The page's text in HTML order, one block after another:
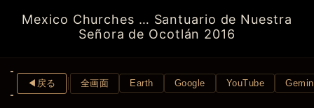
Mexico Churches … Santuario de Nuestra
Señora de Ocotlán 2016
◀︎戻る 全画面 Earth Google YouTube